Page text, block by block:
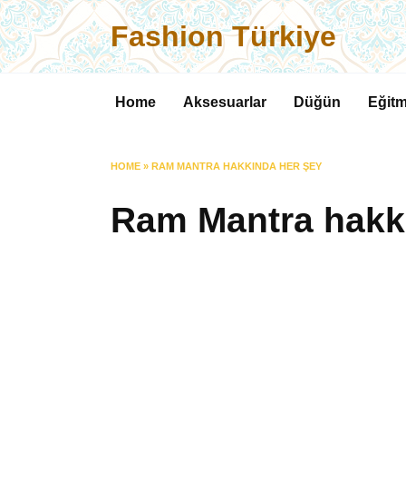
Skip
to
content
Fashion Türkiye
Home Aksesuarlar Düğün
HOME » RAM MANTRA HAKKINDA HER ŞEY
Ram Mantra